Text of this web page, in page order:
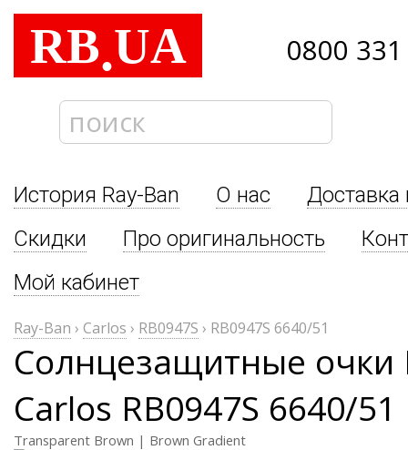
RB.UA 0800
История Ray-Ban О нас
Доставка
Скидки
Про оригинальность
Мой кабинет
Ray-Ban › Carlos › RB0947S › RB0947S 6640/51
Солнцезащитные очки
Carlos RB0947S 6640/51
Transparent Brown | Brown Gradient